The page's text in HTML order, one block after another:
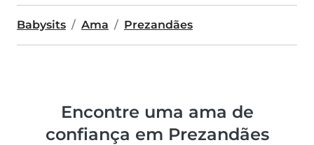
Babysits Ama Prezandães
Encontre uma ama de
confiança em Prezandães